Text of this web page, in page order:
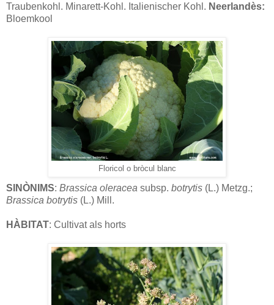
Traubenkohl. Minarett-Kohl. Italienischer Kohl. Neerlandès:
Bloemkool
Floricol o bròcul blanc
SINÒNIMS: Brassica oleracea subsp. botrytis (L.) Metzg.;
Brassica botrytis (L.) Mill.
HÀBITAT: Cultivat als horts